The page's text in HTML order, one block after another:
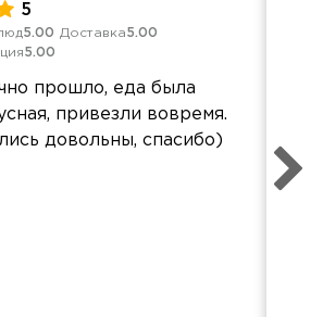
5
5.00 Доставка5.00
5.00
прошло, еда была
привезли вовремя.
довольны, спасибо)